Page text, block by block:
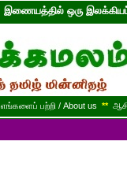
இணையத்தில் ஒரு
எங்களைப் பற்றி / About us **